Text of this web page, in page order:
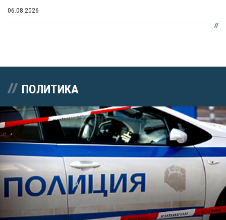
06.08.2026
ПОЛИТИКА